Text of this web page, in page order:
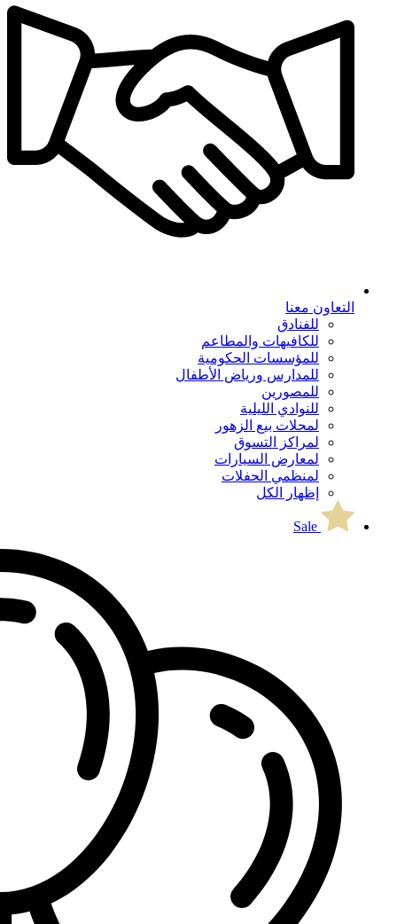
التعاون معنا
للفنادق
للكافيهات والمطاعم
للمؤسسات الحكومية
للمدارس ورياض الأطفال
للمصورين
للنوادي الليلية
لمحلات بيع الزهور
لمراكز التسوق
لمعارض السيارات
لمنظمي الحفلات
إظهار الكل